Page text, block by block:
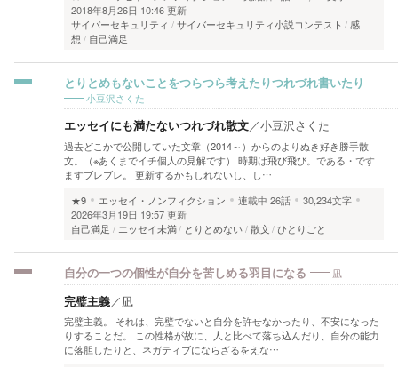
2018年8月26日 10:46 更新
サイバーセキュリティ
サイバーセキュリティ小説コンテスト
感
想
自己満足
とりとめもないことをつらつら考えたりつれづれ書いたり
小豆沢さくた
エッセイにも満たないつれづれ散文／小豆沢さくた
過去どこかで公開していた文章（2014～）からのよりぬき好き勝手散
文。（※あくまでイチ個人の見解です） 時期は飛び飛び。である・です
ますブレブレ。 更新するかもしれないし、し…
★9
エッセイ・ノンフィクション 連載中 26話
30,234文字
2026年3月19日 19:57 更新
自己満足
エッセイ未満 とりとめない 散文 ひとりごと
自分の一つの個性が自分を苦しめる羽目になる 凪
完璧主義／凪
完璧主義。 それは、完璧でないと自分を許せなかったり、不安になった
りすることだ。 この性格が故に、人と比べて落ち込んだり、自分の能力
に落胆したりと、ネガティブにならざるをえな…